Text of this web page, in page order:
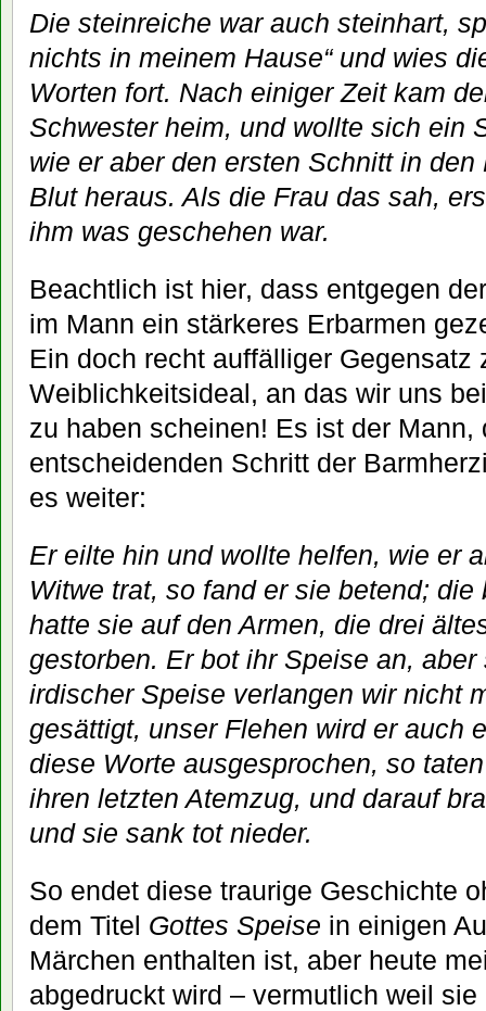
Die steinreiche war auch steinhart,
nichts in meinem Hause“ und wies
Worten fort. Nach einiger Zeit kam
Schwester heim, und wollte sich ein
wie er aber den ersten Schnitt in
Blut heraus. Als die Frau das sah,
ihm was geschehen war.
Beachtlich ist hier, dass entgegen
im Mann ein stärkeres Erbarmen
Ein doch recht auffälliger Gegensatz
Weiblichkeitsideal, an das wir uns
zu haben scheinen! Es ist der Mann,
entscheidenden Schritt der
es weiter:
Er eilte hin und wollte helfen, wie er
Witwe trat, so fand er sie betend;
hatte sie auf den Armen, die drei
gestorben. Er bot ihr Speise an, aber
irdischer Speise verlangen wir nicht
gesättigt, unser Flehen wird er auch
diese Worte ausgesprochen, so
ihren letzten Atemzug, und darauf
und sie sank tot nieder.
So endet diese traurige Geschichte
dem Titel Gottes Speise in einigen
Märchen enthalten ist, aber heute
abgedruckt wird – vermutlich weil